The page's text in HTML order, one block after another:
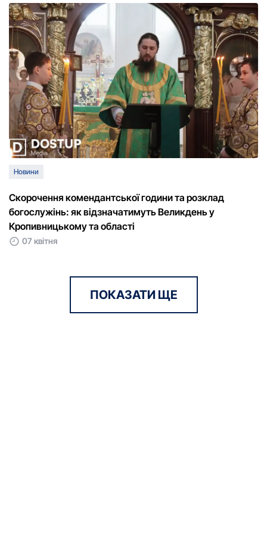
Новини
Скорочення комендантської години та розклад
богослужінь: як відзначатимуть Великдень у
Кропивницькому та області
07 квітня
ПОКАЗАТИ ЩЕ